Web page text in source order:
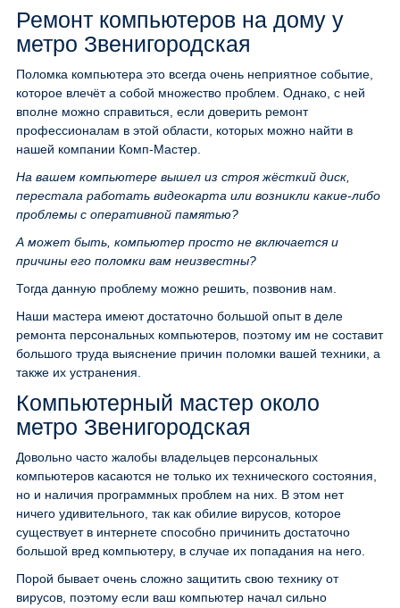
Ремонт компьютеров на дому у
метро Звенигородская
Поломка компьютера это всегда очень неприятное событие,
которое влечёт а собой множество проблем. Однако, с ней
вполне можно справиться, если доверить ремонт
профессионалам в этой области, которых можно найти в
нашей компании Комп-Мастер.
На вашем компьютере вышел из строя жёсткий диск,
перестала работать видеокарта или возникли какие-либо
проблемы с оперативной памятью?
А может быть, компьютер просто не включается и
причины его поломки вам неизвестны?
Тогда данную проблему можно решить, позвонив нам.
Наши мастера имеют достаточно большой опыт в деле
ремонта персональных компьютеров, поэтому им не составит
большого труда выяснение причин поломки вашей техники, а
также их устранения.
Компьютерный мастер около
метро Звенигородская
Довольно часто жалобы владельцев персональных
компьютеров касаются не только их технического состояния,
но и наличия программных проблем на них. В этом нет
ничего удивительного, так как обилие вирусов, которое
существует в интернете способно причинить достаточно
большой вред компьютеру, в случае их попадания на него.
Порой бывает очень сложно защитить свою технику от
вирусов, поэтому если ваш компьютер начал сильно